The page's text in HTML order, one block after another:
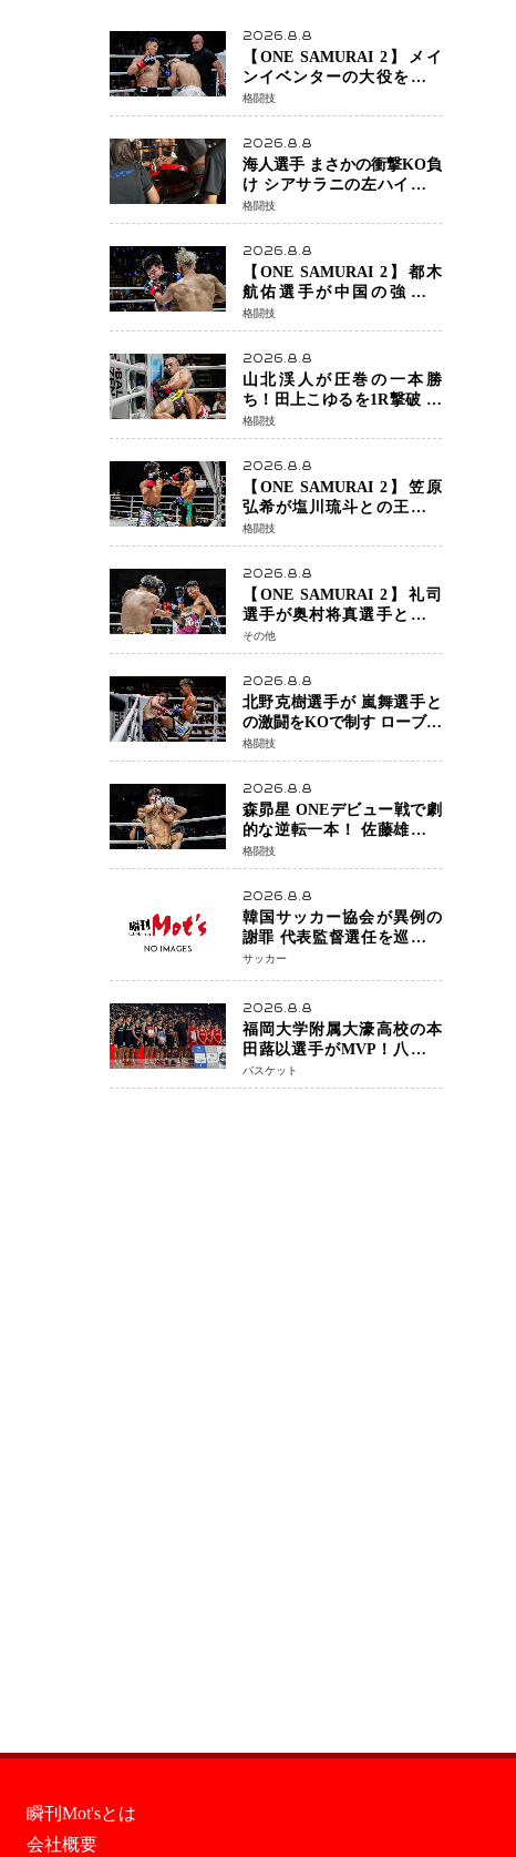
2026.8.8
【ONE SAMURAI 2】メイ
ンイベンターの大役をしっ
かりやってのけた野杁正明
が衝撃のリベンジ！ リ
ウ・メンヤンを1R・2分59秒
KO、左カウンターで完全決
着
格闘技
2026.8.8
海人選手 まさかの衝撃KO負
け シアサラニの左ハイが炸
裂 リベンジ戦は一瞬で決着
格闘技
2026.8.8
【ONE SAMURAI 2】都木
航佑選手が中国の強豪ル
オ・チャオ選手の猛攻を受
けながらも的確な攻撃で応
戦 最後まで打ち合うも判
定でチャオに軍配
格闘技
2026.8.8
山北渓人が圧巻の一本勝
ち！田上こゆるを1R撃破 ケ
ルベロスチョークで存在感
を示す
格闘技
2026.8.8
【ONE SAMURAI 2】笠原
弘希が塩川琉斗との王者対
決を制す 圧力で主導権を握
り判定勝利
格闘技
2026.8.8
【ONE SAMURAI 2】礼司
選手が奥村将真選手との接
戦を制す カウンターと正確
な打撃で判定勝利
その他
2026.8.8
北野克樹選手が 嵐舞選手と
の激闘をKOで制す ローブロ
ーが相次ぐ波乱の展開…涙
の勝利「生まれてくる娘の
ために750万円を使いたい」
格闘技
2026.8.8
森昴星 ONEデビュー戦で劇
的な逆転一本！ 佐藤雄介の
強烈な打撃を耐え抜き、リ
アネイキッドチョークで勝
利
格闘技
2026.8.8
韓国サッカー協会が異例の
謝罪 代表監督選任を巡る疑
惑など相次ぐ問題「組織の
刷新」誓う
サッカー
2026.8.8
福岡大学附属大濠高校の本
田蕗以選手がMVP！八村塁
主宰「BLACK SAMURAI
SUMMIT 2026」で存在感
バスケット
瞬刊Mot'sとは
会社概要